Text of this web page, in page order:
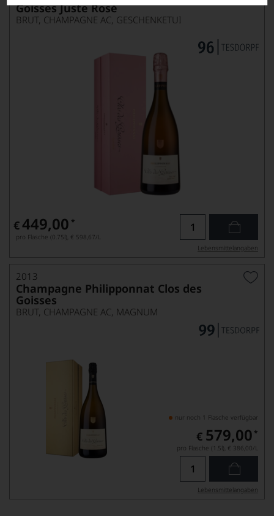
Goisses Juste Rosé
BRUT, CHAMPAGNE AC, GESCHENKETUI
€449,00 *
pro Flasche (0.75l), € 598,67/L
Lebensmittel­angaben
2013
Champagne Philipponnat Clos des
Goisses
BRUT, CHAMPAGNE AC, MAGNUM
nur noch 1 Flasche verfügbar
€ 579,00 *
pro Flasche (1.5l), € 386,00/L
Lebensmittel­angaben